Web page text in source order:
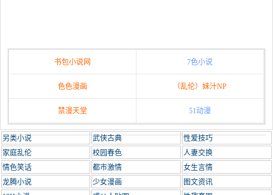
书包小说网 7色小说
色色漫画 （乱伦）妹汁NP
禁漫天堂 51动漫
另类小说 武侠古典
性爱技巧
家庭乱伦
校园春色
人妻交换
情色笑话
都市激情
女生言情
龙腾小说
少女漫画
图文资讯